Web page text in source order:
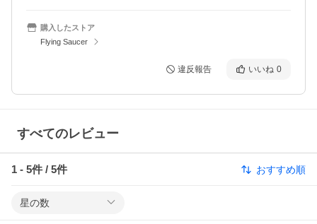
購入したストア
Flying Saucer
違反報告 いいね 0
すべてのレビュー
1 - 5件 / 5件 おすすめ順
星の数